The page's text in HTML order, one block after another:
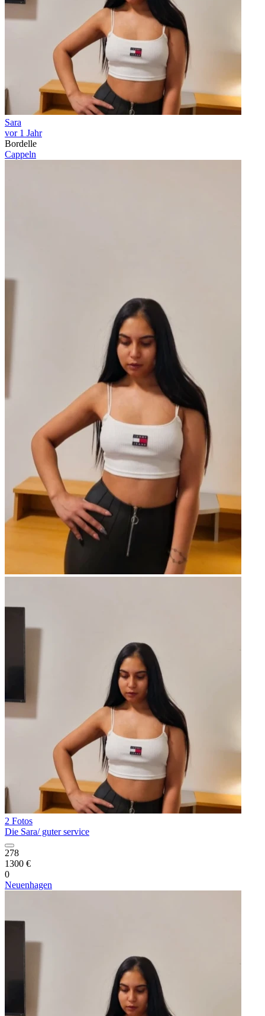
Sara
vor 1 Jahr
Bordelle
Cappeln
2 Fotos
Die Sara/ guter service
278
1300 €
0
Neuenhagen